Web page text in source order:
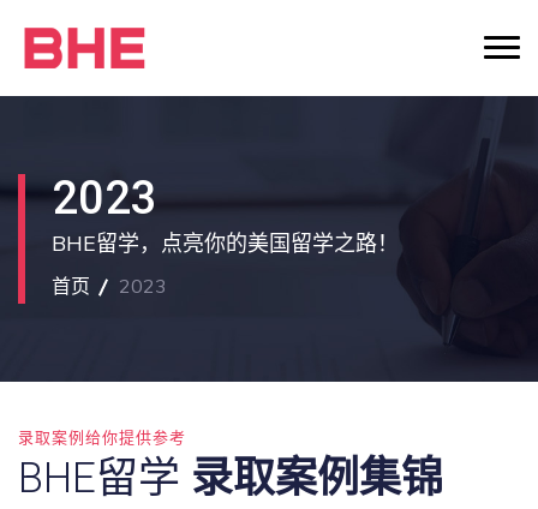
2023
BHE留学，点亮你的美国留学之路！
首页 2023
录取案例给你提供参考
BHE留学 录取案例集锦